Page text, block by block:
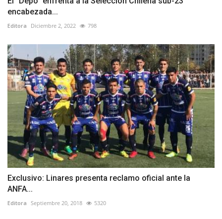
encabezada...
Editora Diciembre 2, 2022 798
Exclusivo: Linares presenta reclamo oficial ante la
ANFA...
Editora Septiembre 20, 2018 5320